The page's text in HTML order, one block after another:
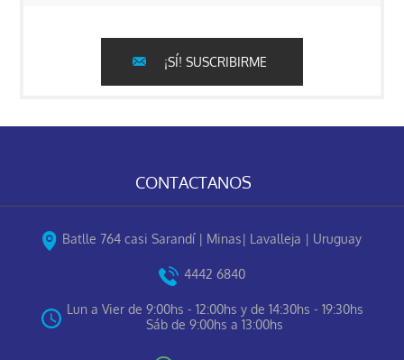
¡SÍ! SUSCRIBIRME
CONTACTANOS
Batlle 764 casi Sarandí | Minas| Lavalleja | Uruguay
4442 6840
Lun a Vier de 9:00hs - 12:00hs y de 14:30hs - 19:30hs
Sáb de 9:00hs a 13:00hs